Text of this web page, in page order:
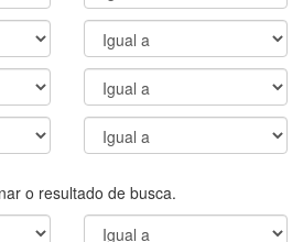
o resultado de busca.